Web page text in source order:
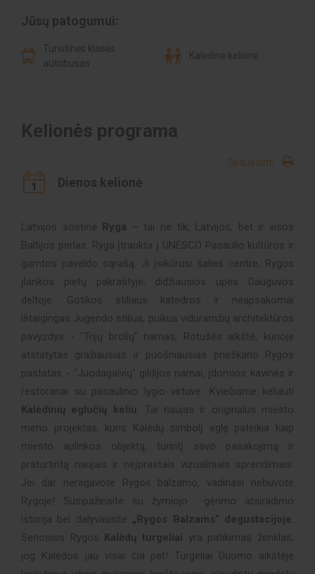
Jūsų patogumui:
Turistinės klasės
autobusas
Kalėdinė kelionė
Kelionės programa
Spausdinti
1 Dienos kelionė
Latvijos sostinė Ryga – tai ne tik, Latvijos, bet ir visos
Baltijos perlas. Ryga įtraukta į UNESCO Pasaulio kultūros ir
gamtos paveldo sąrašą. Ji įsikūrusi šalies centre, Rygos
įlankos pietų pakraštyje, didžiausios upės Dauguvos
deltoje. Gotikos stiliaus katedros ir neapsakomai
ištaigingas Jugendo stilius, puikus viduramžių architektūros
pavyzdys - "Trijų brolių" namas, Rotušės aikštė, kurioje
atstatytas gražiausias ir puošniausias prieškario Rygos
pastatas - "Juodagalvių" gildijos namai, įdomios kavinės ir
restoranai su pasaulinio lygio virtuve. Kviečiame keliauti
Kalėdinių eglučių keliu . Tai naujas ir originalus miesto
meno projektas, kuris Kalėdų simbolį eglę pateikia kaip
miesto aplinkos objektą, turintį savo pasakojimą ir
praturtintą naujais ir neįprastais vizualiniais sprendimais.
Jei dar neragavote Rygos balzamo, vadinasi nebuvote
Rygoje! Susipažinsite su žymiojo gėrimo atsiradimo
istorija bei dalyvausite „Rygos Balzams“ degustacijoje
Senosios Rygos Kalėdų turgeliai yra patikimas ženklas,
jog Kalėdos jau visai čia pat! Turgeliai Duomo aikštėje